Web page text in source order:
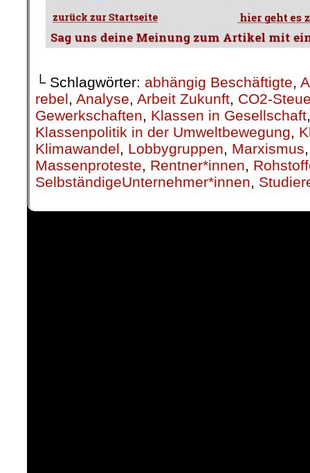
└ Schlagwörter: abhängig Beschäftigte,
rebel, Analyse, Arbeit Zukunft, CO2-
Gewerkschaften, Klassen in Gesellschaft
Klassenpolitik in der Umweltbewegung,
Klimawandel, Lobbygruppen, Marxismus
Massenproteste, Rentner*innen,
SelbständigeUnternehmer*innen,